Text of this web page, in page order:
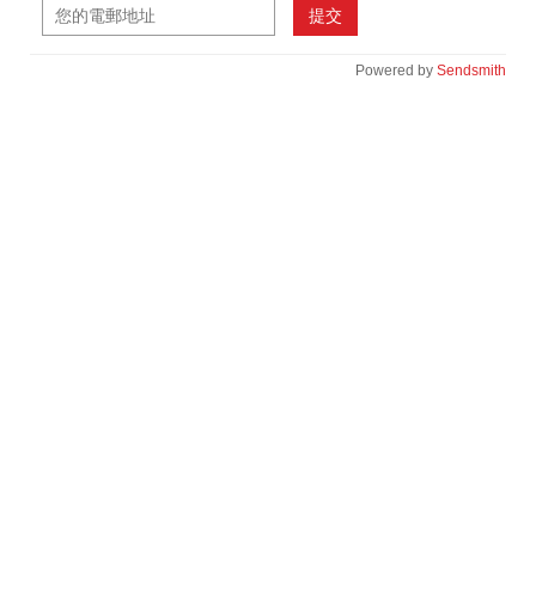
提交
Powered by Sendsmith